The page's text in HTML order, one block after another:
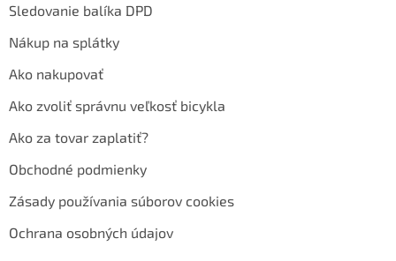
Sledovanie balíka DPD
Nákup na splátky
Ako nakupovať
Ako zvoliť správnu veľkosť bicykla
Ako za tovar zaplatiť?
Obchodné podmienky
Zásady používania súborov cookies
Ochrana osobných údajov